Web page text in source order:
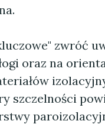
zwróć
oraz na
szczelności